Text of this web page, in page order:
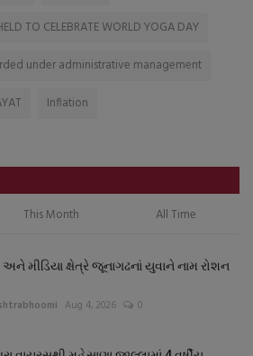
TO CELEBRATE WORLD YOGA DAY
under administrative management
Inflation
This Month All Time
અને મીડિયા ક્ષેત્રે જૂનાગઢનાં યુવાને નામ રોશન
Aug 4, 2026 0